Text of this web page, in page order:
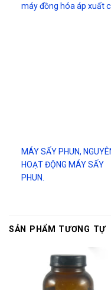
máy đồng hóa áp xuất
MÁY SẤY PHUN,
HOẠT ĐỘNG MÁY SẤY
PHUN.
SẢN PHẨM TƯƠNG TỰ